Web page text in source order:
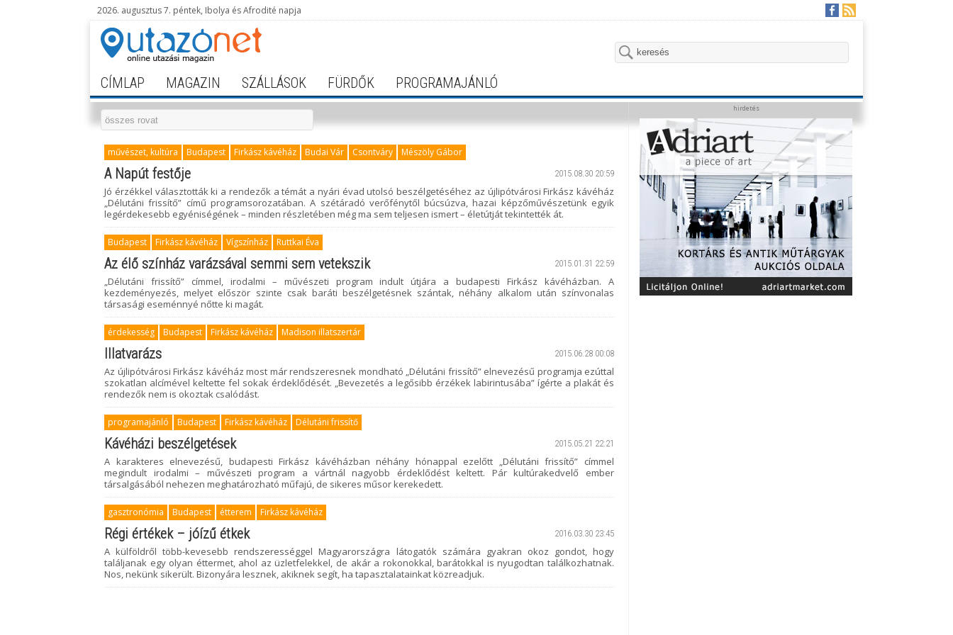
2026. augusztus 7. péntek, Ibolya és Afrodité napja
CÍMLAP MAGAZIN SZÁLLÁSOK FÜRDŐK PROGRAMAJÁNLÓ
művészet, kultúra Budapest Firkász kávéház Budai Vár Csontváry Mészöly Gábor
2015.08.30 20:59
A Napút festője
Jó érzékkel választották ki a rendezők a témát a nyári évad utolsó beszélgetéséhez az újlipótvárosi Firkász kávéház
„Délutáni frissítő” című programsorozatában. A szétáradó verőfénytől búcsúzva, hazai képzőművészetünk egyik
legérdekesebb egyéniségének – minden részletében még ma sem teljesen ismert – életútját tekintették át.
Budapest Firkász kávéház Vígszínház Ruttkai Éva
2015.01.31 22:59
Az élő színház varázsával semmi sem vetekszik
„Délutáni frissítő” címmel, irodalmi – művészeti program indult útjára a budapesti Firkász kávéházban. A
kezdeményezés, melyet először szinte csak baráti beszélgetésnek szántak, néhány alkalom után színvonalas
társasági eseménnyé nőtte ki magát.
érdekesség Budapest Firkász kávéház Madison illatszertár
2015.06.28 00:08
Illatvarázs
Az újlipótvárosi Firkász kávéház most már rendszeresnek mondható „Délutáni frissítő” elnevezésű programja ezúttal
szokatlan alcímével keltette fel sokak érdeklődését. „Bevezetés a legősibb érzékek labirintusába” ígérte a plakát és
rendezők nem is okoztak csalódást.
programajánló Budapest Firkász kávéház Délutáni frissítő
2015.05.21 22:21
Kávéházi beszélgetések
A karakteres elnevezésű, budapesti Firkász kávéházban néhány hónappal ezelőtt „Délutáni frissítő” címmel
megindult irodalmi – művészeti program a vártnál nagyobb érdeklődést keltett. Pár kultúrakedvelő ember
társalgásából nehezen meghatározható műfajú, de sikeres műsor kerekedett.
gasztronómia Budapest étterem Firkász kávéház
2016.03.30 23:45
Régi értékek – jóízű étkek
A külföldről több-kevesebb rendszerességgel Magyarországra látogatók számára gyakran okoz gondot, hogy
találjanak egy olyan éttermet, ahol az üzletfelekkel, de akár a rokonokkal, barátokkal is nyugodtan találkozhatnak.
Nos, nekünk sikerült. Bizonyára lesznek, akiknek segít, ha tapasztalatainkat közreadjuk.
hirdetés